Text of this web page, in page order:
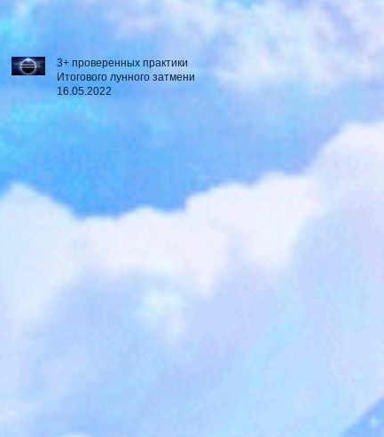
3+ проверенных практики
Итогового лунного затмения
16.05.2022